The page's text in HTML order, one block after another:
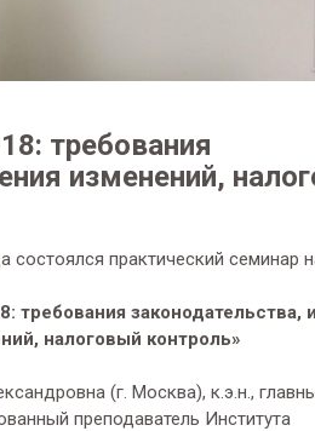
требования
изменений,
состоялся практический семинар
требования законодательства,
налоговый контроль»
(г. Москва), к.э.н.,
преподаватель Института